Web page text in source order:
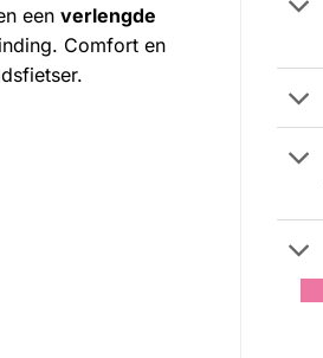
een verlengde
Comfort en